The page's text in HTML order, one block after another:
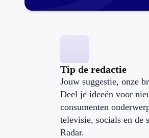
Tip de redactie
Jouw suggestie, onze
Deel je ideeën voor
consumenten
televisie, socials en de
Radar.